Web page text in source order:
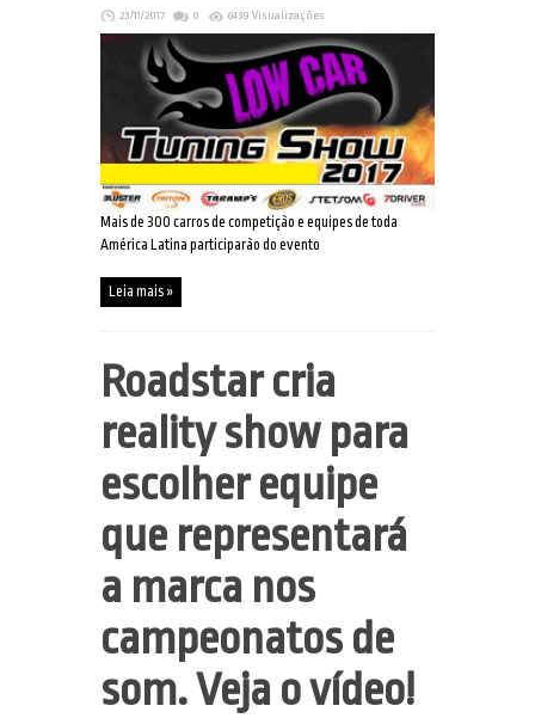
23/11/2017 0 6439 Visualizações
Mais de 300 carros de competição e equipes de toda
América Latina participarão do evento
Leia mais »
Roadstar cria
reality show para
escolher equipe
que representará
a marca nos
campeonatos de
som. Veja o vídeo!